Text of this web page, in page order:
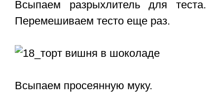
Всыпаем разрыхлитель для теста.
Перемешиваем тесто еще раз.
Всыпаем просеянную муку.